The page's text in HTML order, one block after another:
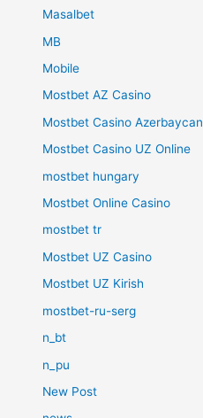
Masalbet
MB
Mobile
Mostbet AZ Casino
Mostbet Casino Azerbaycan
Mostbet Casino UZ Online
mostbet hungary
Mostbet Online Casino
mostbet tr
Mostbet UZ Casino
Mostbet UZ Kirish
mostbet-ru-serg
n_bt
n_pu
New Post